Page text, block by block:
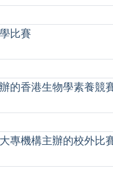
比賽
的香港生物學素養競
專機構主辦的校外比